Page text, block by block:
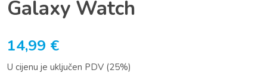
Galaxy Watch
14,99 €
U cijenu je uključen PDV (25%)